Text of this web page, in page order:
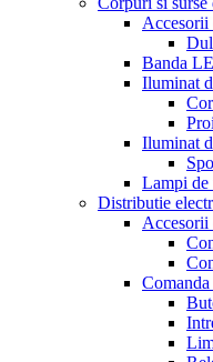
Accesorii
Banda
Iluminat
Iluminat
Lampi de
Distributie
Accesorii